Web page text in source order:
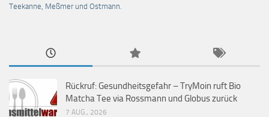
Teekanne, Meßmer und Ostmann.
Rückruf: Gesundheitsgefahr – TryMoin ruft Bio
Matcha Tee via Rossmann und Globus zurück
7 AUG., 2026